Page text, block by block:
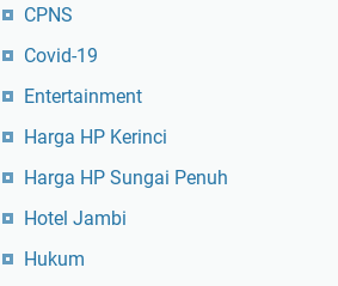
CPNS
Covid-19
Entertainment
Harga HP Kerinci
Harga HP Sungai Penuh
Hotel Jambi
Hukum